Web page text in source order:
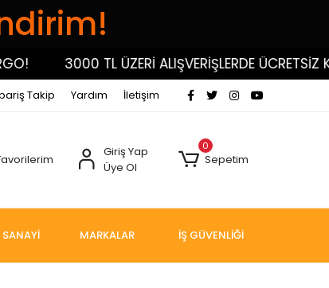
3000 TL ÜZERİ ALIŞVERİŞLERDE ÜCRETSİZ
Takip Yardım İletişim
Giriş Yap
Üye Ol
0
Sepetim
MARKALAR İŞ GÜVENLİĞİ